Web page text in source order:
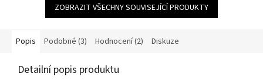
ZOBRAZIT VŠECHNY SOUVISEJÍCÍ PRODUKTY
Popis Podobné (3) Hodnocení (2) Diskuze
Detailní popis produktu